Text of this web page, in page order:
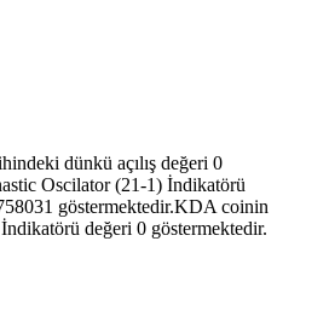
dünkü açılış değeri 0
Oscilator (21-1) İndikatörü
göstermektedir.KDA coinin
değeri 0 göstermektedir.